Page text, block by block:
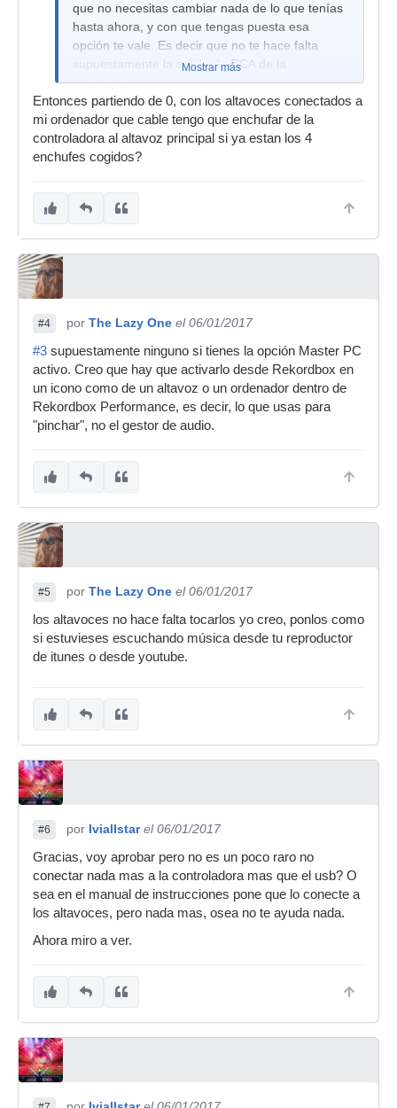
que no necesitas cambiar nada de lo que tenías
hasta ahora, y con que tengas puesta esa
opción te vale. Es decir que no te hace falta
supuestamente la salida de RCA de la
controladora.
Mostrar más
Entonces partiendo de 0, con los altavoces conectados a
mi ordenador que cable tengo que enchufar de la
controladora al altavoz principal si ya estan los 4
enchufes cogidos?
#4 por The Lazy One el 06/01/2017
#3 supuestamente ninguno si tienes la opción Master PC
activo. Creo que hay que activarlo desde Rekordbox en
un icono como de un altavoz o un ordenador dentro de
Rekordbox Performance, es decir, lo que usas para
"pinchar", no el gestor de audio.
#5 por The Lazy One el 06/01/2017
los altavoces no hace falta tocarlos yo creo, ponlos como
si estuvieses escuchando música desde tu reproductor
de itunes o desde youtube.
#6 por Iviallstar el 06/01/2017
Gracias, voy aprobar pero no es un poco raro no
conectar nada mas a la controladora mas que el usb? O
sea en el manual de instrucciones pone que lo conecte a
los altavoces, pero nada mas, osea no te ayuda nada.
Ahora miro a ver.